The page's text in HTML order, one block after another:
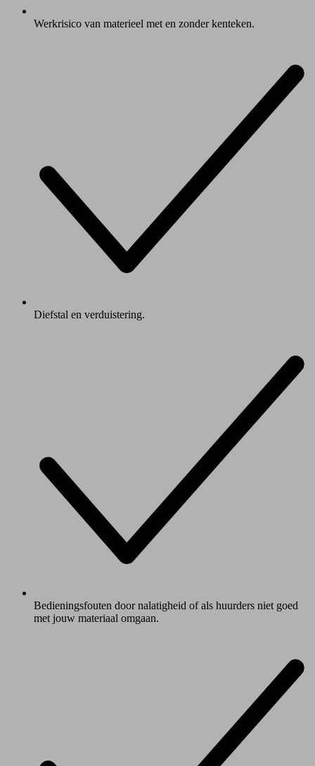
Werkrisico van materieel met en zonder kenteken.
Diefstal en verduistering.
Bedieningsfouten door nalatigheid of als huurders niet goed
met jouw materiaal omgaan.